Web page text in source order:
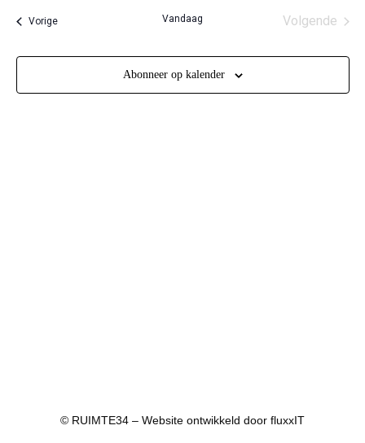
datum.
VorigeEvenementen Vandaag
Volgende
Abonneer op kalender
© RUIMTE34 – Website ontwikkeld door fluxxIT